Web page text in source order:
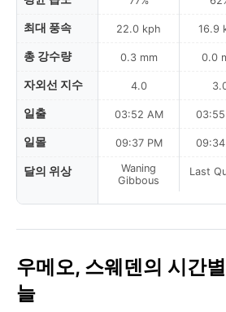
최대 풍속
총 강수량
자외선 지수
일출
일몰
달의 위상
22.0 kph
0.3 mm
4.0
03:52 AM
09:37 PM
Waning
Gibbous
16.9
0.0
Last
우메오, 스웨덴의 시간
늘